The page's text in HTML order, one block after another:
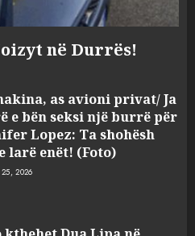
në Durrës!
as avioni privat/ Ja
e bën seksi një burrë për
Lopez: Ta shohësh
larë enët! (Foto)
25, 2026